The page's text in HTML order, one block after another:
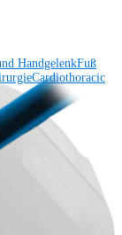
HandgelenkFuß
Cardiothoracic
stellt sich